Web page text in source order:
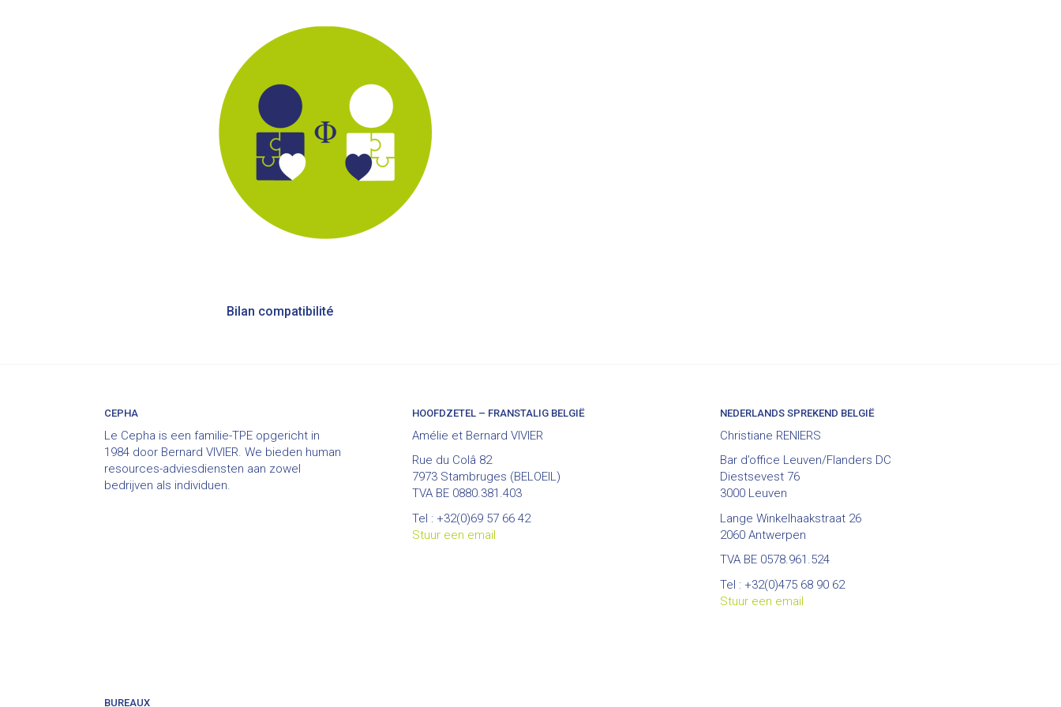
Bericht
Bilan compatibilité
CEPHA
Le Cepha is een familie-TPE opgericht in
1984 door Bernard VIVIER. We bieden human
resources-adviesdiensten aan zowel
bedrijven als individuen.
HOOFDZETEL – FRANSTALIG BELGIË
Amélie et Bernard VIVIER
Rue du Colâ 82
7973 Stambruges (BELOEIL)
TVA BE 0880.381.403
Tel : +32(0)69 57 66 42
Stuur een email
NEDERLANDS SPREKEND BELGIË
Christiane RENIERS
Bar d’office Leuven/Flanders DC
Diestsevest 76
3000 Leuven
Lange Winkelhaakstraat 26
2060 Antwerpen
TVA BE 0578.961.524
Tel : +32(0)475 68 90 62
Stuur een email
BUREAUX